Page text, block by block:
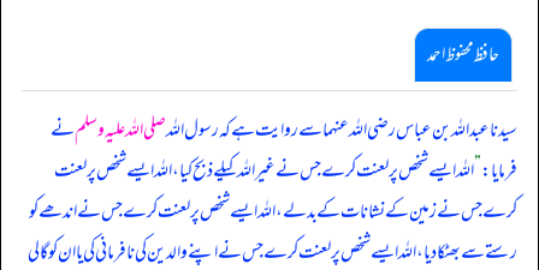
حافظ محفوظ احمد
سیدنا عبداللہ بن عباس رضی اللہ عنہما سے روایت ہے کہ رسول اللہصلی اللہ علیہ وسلمنے
فرمایا:”اللہ ایسے شخص پر لعنت کرے جس نے غیر اللہ کیلے ذبح کیا، اللہ ایسے شخص پر لعنت
کرے جس نے زمین کے نشانات کے بدلے، اللہ ایسے شخص پر لعنت کرے جس نے اندھے کو
رستے سے بھٹکا دیا، اللہ ایسے شخص پر لعنت کرے جس نے اپنے والدین کی نافرمانی کی یا ان کو گالی